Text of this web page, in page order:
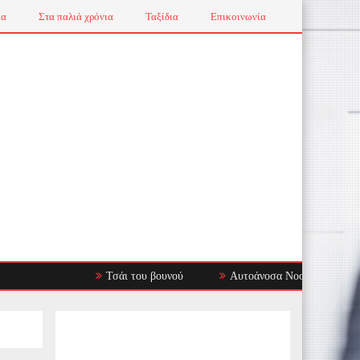
Στα παλιά χρόνια Ταξίδια Επικοινωνία
Τσάι του βουνού Αυτοάνοσα Νοσήματα: Όταν το